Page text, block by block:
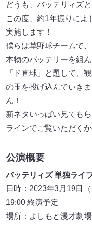
どうも、バッテリィズと
この度、約1年振りによ
実施します！
僕らは草野球チームで
本物のバッテリーを組
「ド直球」と題して、
の玉を投げ込んでいき
ん！
新ネタいっぱい見ても
ラインでご覧いただく
公演概要
バッテリィズ 単独ライ
日時：2023年3月19日
19:00 終演予定
場所：よしもと漫才劇場